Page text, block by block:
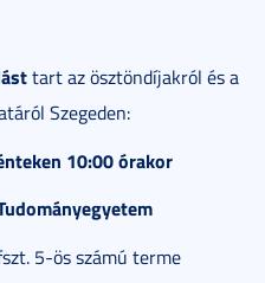
tart az ösztöndíjakról és a
Szegeden:
10:00 órakor
5-ös számú terme